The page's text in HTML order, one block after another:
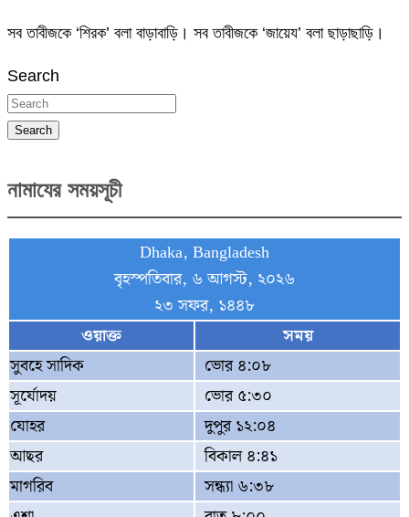
সব তাবীজকে ‘শিরক’ বলা বাড়াবাড়ি। সব তাবীজকে ‘জায়েয’ বলা ছাড়াছাড়ি।
Search
Search
নামাযের সময়সূচী
Dhaka, Bangladesh
বৃহস্পতিবার, ৬ আগস্ট, ২০২৬
২৩ সফর, ১৪৪৮
ওয়াক্ত
সময়
সুবহে সাদিক
ভোর ৪:০৮
সূর্যোদয়
ভোর ৫:৩০
যোহর
দুপুর ১২:০৪
আছর
বিকাল ৪:৪১
মাগরিব
সন্ধ্যা ৬:৩৮